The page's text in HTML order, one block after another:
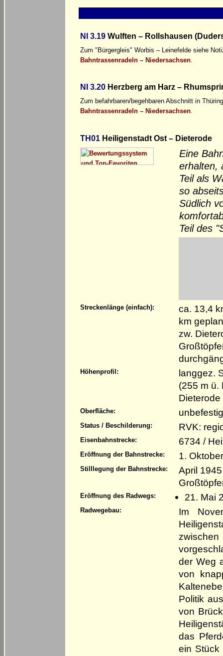
NI 3.19 Wulften – Rollshausen
Zum "Bürgergleis" Worbis – Leinefelde siehe
Bahntrassenradeln – Niedersachsen
NI 3.20 Herzberg am Harz –
Zum befahrbaren/begehbaren Abschnitt in
Bahntrassenradeln – Niedersachsen.
TH01 Heiligenstadt Ost – Dieterode
Eine
erhalten,
Teil als
so
Südlich
Teil des
Streckenlänge (einfach):
ca. 13,4
km
zw.
Höhenprofil:
langgez.
(255 m ü.
Oberfläche:
Status / Beschilderung: RVK:
Eisenbahnstrecke: 6734 /
Eröffnung der Bahnstrecke: 1.
Stilllegung der Bahnstrecke:
April
Eröffnung des Radwegs: 21. Mai
Radwegebau:
Im
der Weg
von
Politik
von
das
ein Stück